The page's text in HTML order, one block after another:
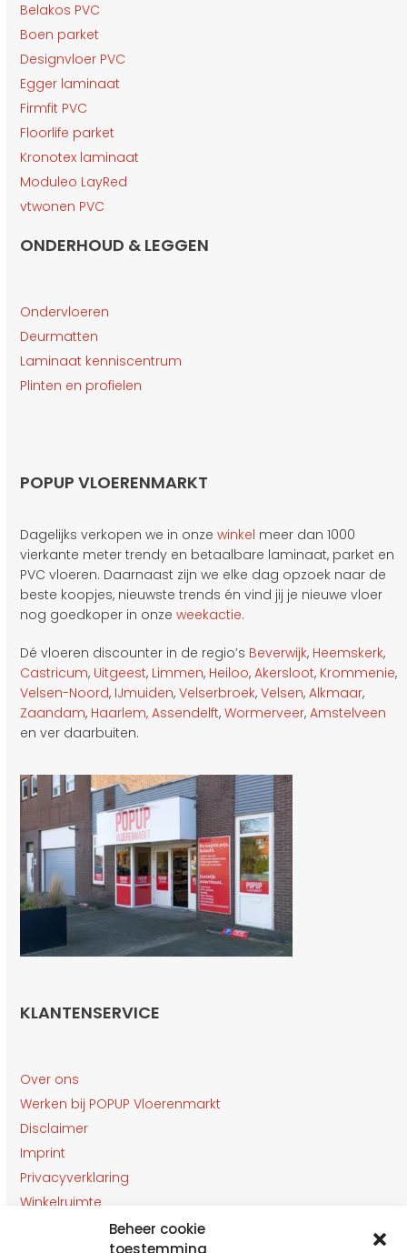
Beheer cookie
toestemming
Belakos PVC
Boen parket
Designvloer PVC
Egger laminaat
Firmfit PVC
Floorlife parket
Kronotex laminaat
Moduleo LayRed
vtwonen PVC
ONDERHOUD & LEGGEN
Ondervloeren
Deurmatten
Laminaat kenniscentrum
Plinten en profielen
POPUP VLOERENMARKT
Dagelijks verkopen we in onzewinkel meer dan 1000
vierkante meter trendy en betaalbare laminaat, parket en
PVC vloeren. Daarnaast zijn we elke dag opzoek naar de
beste koopjes, nieuwste trends én vind jij je nieuwe vloer
nog goedkoper in onzeweekactie.
Dé vloeren discounter in de regio’s Beverwijk, Heemskerk,
Castricum, Uitgeest, Limmen, Heiloo,Akersloot, Krommenie,
Velsen-Noord, IJmuiden,Velserbroek,Velsen,Alkmaar,
Zaandam, Haarlem, Assendelft,Wormerveer,Amstelveen
en ver daarbuiten.
KLANTENSERVICE
Over ons
Werken bij POPUP Vloerenmarkt
Disclaimer
Imprint
Privacyverklaring
Winkelruimte
Klantenservice